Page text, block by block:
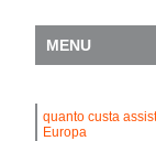
MENU
quanto custa
Europa